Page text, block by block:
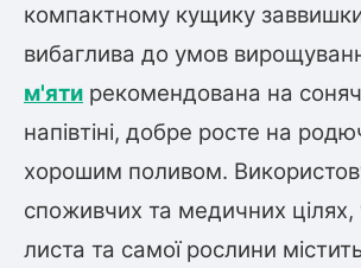
Хурма
Шовковиця
Абрикос
Обліпиха
Бузок
Жасмин (Чубушник)
Лавровишня
Кизильник
Бобовник (Жерновець)
Піраканта
Бузина
компактному кущику
вибаглива до умов
м'яти рекомендована на
напівтіні, добре росте на
хорошим поливом.
споживчих та медичних цілях,
листа та самої рослини